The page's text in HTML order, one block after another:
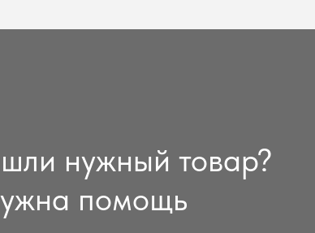
нужный товар?
помощь